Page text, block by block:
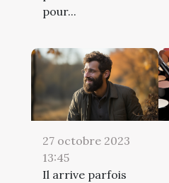
pour...
27 octobre 2023
13:45
Il arrive parfois